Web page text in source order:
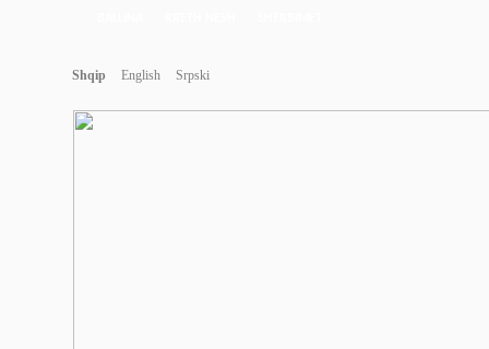
Shqip English Srpski